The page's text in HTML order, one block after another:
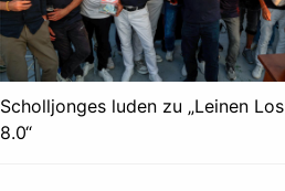
Scholljonges luden zu „Leinen Los
8.0“